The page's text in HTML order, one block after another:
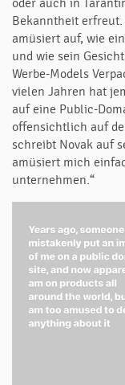
oder auch in
Bekanntheit erfreut.
amüsiert auf, wie
und wie sein
Werbe-Models
vielen Jahren hat
auf eine Public-
offensichtlich auf
schreibt Novak auf
amüsiert mich
unternehmen.“